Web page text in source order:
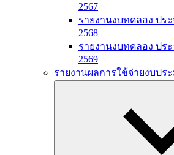
2567
รายงานงบทดลอง ปร
2568
รายงานงบทดลอง ปร
2569
รายงานผลการใช้จ่ายงบปร